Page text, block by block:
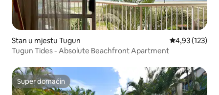
Stan u mjestu Tugun prosječna
4,93 (123)
Tugun Tides - Absolute Beachfront Apartment
Super domaćin
Super domaćin